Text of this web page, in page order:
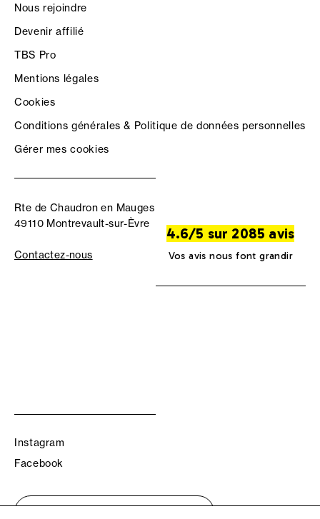
Nous rejoindre
Devenir affilié
TBS Pro
Mentions légales
Cookies
Conditions générales & Politique de données personnelles
Gérer mes cookies
Rte de Chaudron en Mauges
49110 Montrevault-sur-Èvre
Contactez-nous
4.6/5 sur 2085 avis
Vos avis nous font grandir
Instagram
Facebook